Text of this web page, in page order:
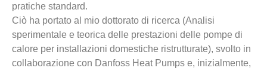
pratiche standard.
Ciò ha portato al mio dottorato di ricerca (Analisi
sperimentale e teorica delle prestazioni delle pompe di
calore per installazioni domestiche ristrutturate), svolto in
collaborazione con Danfoss Heat Pumps e, inizialmente,